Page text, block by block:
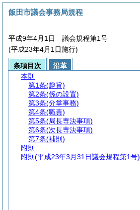
飯田市議会事務局規程
平成9年4月1日 議会規程第1号
(平成23年4月1日施行)
条項目次
沿革
本則
第1条(趣旨)
第2条(係の設置)
第3条(分掌事務)
第4条(職責)
第5条(局長専決事項)
第6条(次長専決事項)
第7条(補則)
附則
附則 (平成23年3月31日議会規程第1号)